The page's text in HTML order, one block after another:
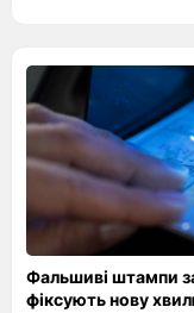
Фальшиві штампи
фіксують нову